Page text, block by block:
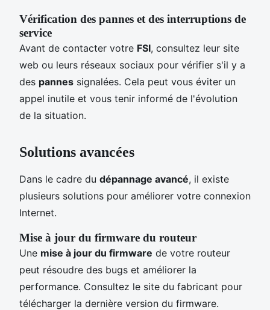
Vérification des pannes et des interruptions de
service
Avant de contacter votre FSI, consultez leur site
web ou leurs réseaux sociaux pour vérifier s'il y a
des pannes signalées. Cela peut vous éviter un
appel inutile et vous tenir informé de l'évolution
de la situation.
Solutions avancées
Dans le cadre du dépannage avancé, il existe
plusieurs solutions pour améliorer votre connexion
Internet.
Mise à jour du firmware du routeur
Une mise à jour du firmware de votre routeur
peut résoudre des bugs et améliorer la
performance. Consultez le site du fabricant pour
télécharger la dernière version du firmware.